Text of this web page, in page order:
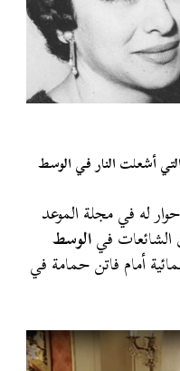
أشعلت النار في الوسط
له في مجلة الموعد
الشائعات فيالوسط
أمام فاتن حمامة في